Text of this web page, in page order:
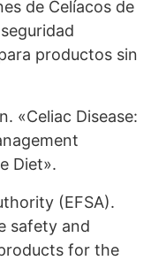
de Celíacos de
productos sin
«Celiac Disease:
Diet».
(EFSA).
safety and
for the